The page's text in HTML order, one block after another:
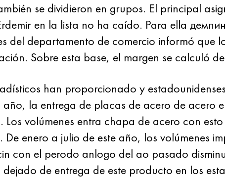
se dividieron en grupos. El principal
en la lista no ha caído. Para ella
del departamento de comercio informó
Sobre esta base, el margen se calculó
han proporcionado y
la entrega de placas de acero de acero
Los volúmenes entra chapa de acero con
De enero a julio de este año, los volúmenes
con el perodo anlogo del ao pasado
de entrega de este producto en los